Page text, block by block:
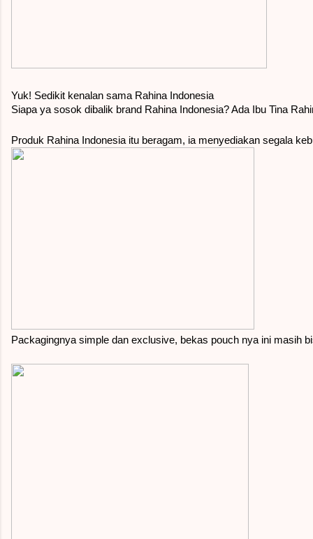
Yuk! Sedikit kenalan sama Rahina Indonesia
Siapa ya sosok dibalik brand Rahina Indonesia? Ada Ibu Tina
Produk Rahina Indonesia itu beragam, ia menyediakan segala
Packagingnya simple dan exclusive, bekas pouch nya ini masih